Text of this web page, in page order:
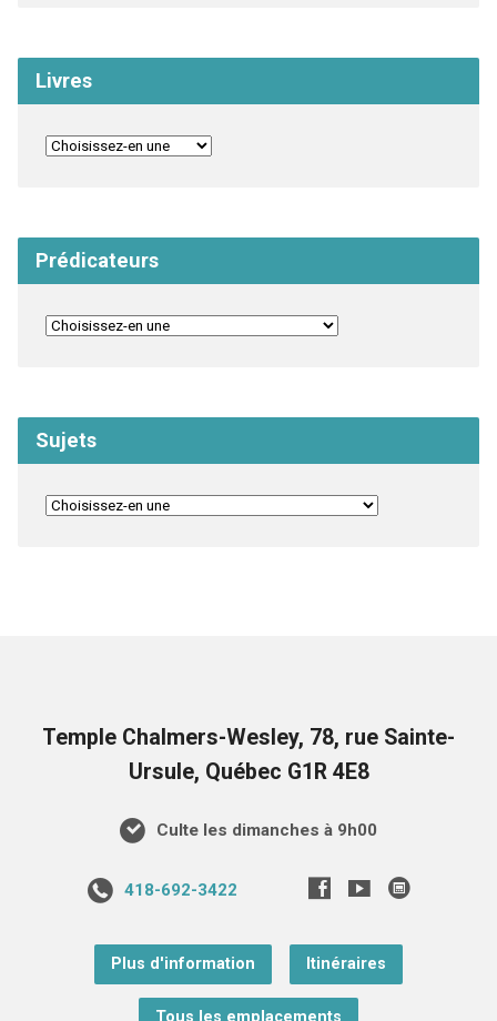
Livres
Prédicateurs
Sujets
Temple Chalmers-Wesley, 78, rue Sainte-
Ursule, Québec G1R 4E8
Culte les dimanches à 9h00
418-692-3422
Plus d'information Itinéraires
Tous les emplacements